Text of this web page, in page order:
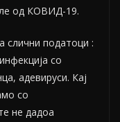
од КОВИД-19.
слични податоци :
со
адевируси. Кај
со
не дадоа